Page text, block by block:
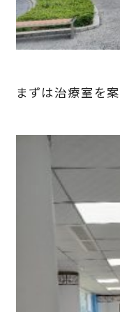
まずは治療室を案